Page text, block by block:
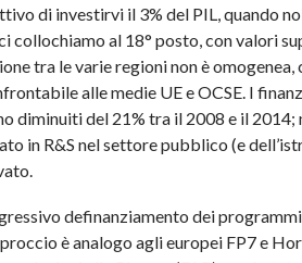
di investirvi il 3% del PIL, quando
collochiamo al 18° posto, con valori
tra le varie regioni non è omogenea,
alle medie UE e OCSE. I
diminuiti del 21% tra il 2008 e il 2014;
in R&S nel settore pubblico (e
definanziamento dei
è analogo agli europei FP7 e